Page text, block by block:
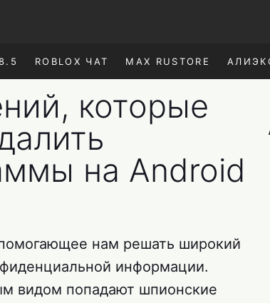
ROBLOX ЧАТ MAX RUSTORE
которые
на Android
нам решать широкий
информации.
видом попадают шпионские